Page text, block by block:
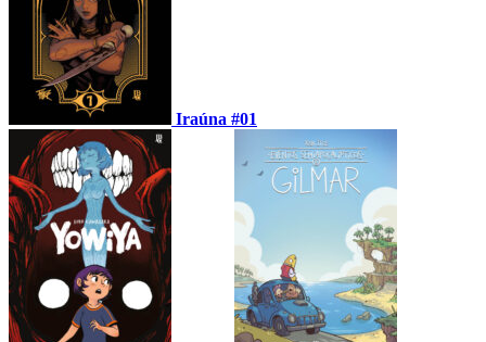
Iraúna #01